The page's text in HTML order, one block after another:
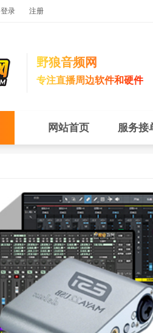
登录 注册
野狼音频网
专注直播周边软件和硬件
网站首页 服务接